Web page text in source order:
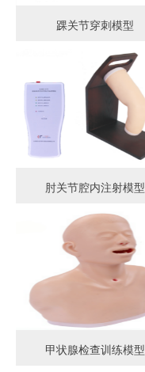
踝关节穿刺模型
肘关节腔内注射模型
甲状腺检查训练模型